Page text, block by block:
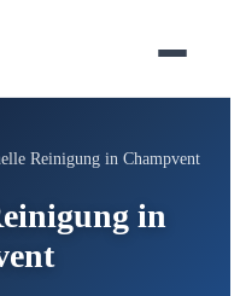
Reinigung in Champvent
in